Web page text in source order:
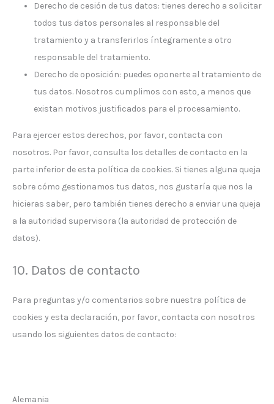
Derecho de cesión de tus datos: tienes derecho a solicitar
todos tus datos personales al responsable del
tratamiento y a transferirlos íntegramente a otro
responsable del tratamiento.
Derecho de oposición: puedes oponerte al tratamiento de
tus datos. Nosotros cumplimos con esto, a menos que
existan motivos justificados para el procesamiento.
Para ejercer estos derechos, por favor, contacta con
nosotros. Por favor, consulta los detalles de contacto en la
parte inferior de esta política de cookies. Si tienes alguna queja
sobre cómo gestionamos tus datos, nos gustaría que nos la
hicieras saber, pero también tienes derecho a enviar una queja
a la autoridad supervisora (la autoridad de protección de
datos).
10. Datos de contacto
Para preguntas y/o comentarios sobre nuestra política de
cookies y esta declaración, por favor, contacta con nosotros
usando los siguientes datos de contacto:
Alemania